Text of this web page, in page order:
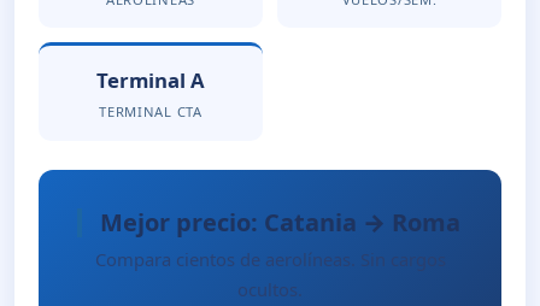
Terminal A
TERMINAL CTA
Mejor precio: Catania → Roma
Compara cientos de aerolíneas. Sin cargos
ocultos.